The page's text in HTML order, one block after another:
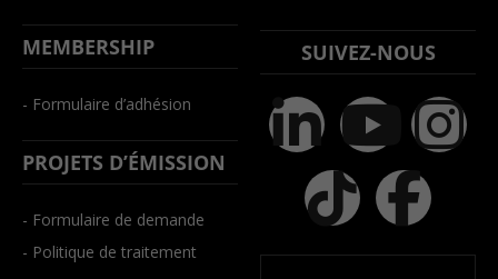
MEMBERSHIP
- Formulaire d’adhésion
PROJETS D’ÉMISSION
- Formulaire de demande
- Politique de traitement
SUIVEZ-NOUS